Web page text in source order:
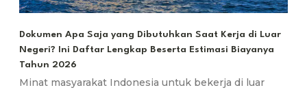
Dokumen Apa Saja yang Dibutuhkan Saat Kerja di Luar
Negeri? Ini Daftar Lengkap Beserta Estimasi Biayanya
Tahun 2026
Minat masyarakat Indonesia untuk bekerja di luar